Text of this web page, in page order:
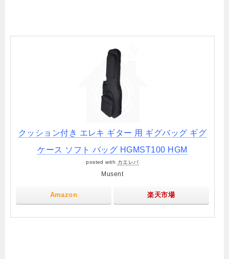
クッション付き エレキ ギター 用 ギグバッグ ギグ
ケース ソフト バッグ HGMST100 HGM
posted with カエレバ
Musent
Amazon 楽天市場